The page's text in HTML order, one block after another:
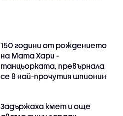
150 години от рождението
на Мата Хари -
танцьорката, превърнала
се в най-прочутия шпионин
Задържаха кмет и още